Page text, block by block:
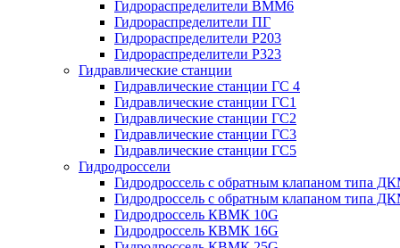
Гидрораспределители ВММ6
Гидрораспределители ПГ
Гидрораспределители Р203
Гидрораспределители Р323
Гидравлические станции
Гидравлические станции ГС 4
Гидравлические станции ГС1
Гидравлические станции ГС2
Гидравлические станции ГС3
Гидравлические станции ГС5
Гидродроссели
Гидродроссель с обратным клапаном типа
Гидродроссель с обратным клапаном типа
Гидродроссель КВМК 10G
Гидродроссель КВМК 16G